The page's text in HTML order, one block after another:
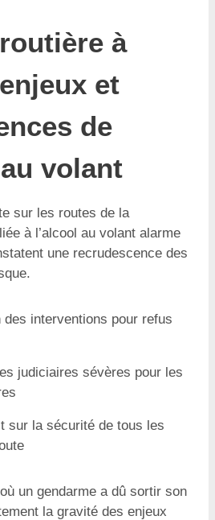
à
et
de
volant
sur les routes de la
à l’alcool au volant alarme
une recrudescence des
des interventions pour refus
judiciaires sévères pour les
sur la sécurité de tous les
un gendarme a dû sortir son
la gravité des enjeux